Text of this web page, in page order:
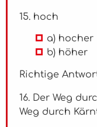
15. hoch
a) hocher
b) höher
Richtige
16. Der Weg
Weg durch